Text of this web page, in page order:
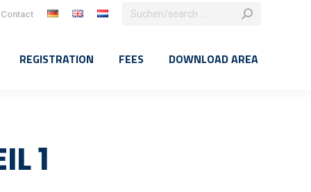
Contact
Search:
REGISTRATION FEES DOWNLOAD AREA
1